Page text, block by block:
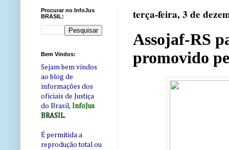
terça-feira, 3 de
Assojaf-RS
promovido
Procurar no InfoJus
BRASIL:
Bem Vindos:
Sejam bem vindos
ao blog de
informações dos
oficiais de Justiça
do Brasil, InfoJus
BRASIL.
É permitida a
reprodução total ou